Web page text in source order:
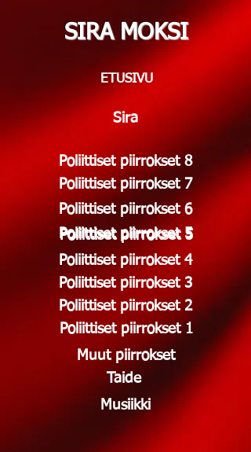
SIRA MOKSI
ETUSIVU
Sira
Poliittiset piirrokset 8
Poliittiset piirrokset 7
Poliittiset piirrokset 6
Poliittiset piirrokset 5
Poliittiset piirrokset 4
Poliittiset piirrokset 3
Poliittiset piirrokset 2
Poliittiset piirrokset 1
Muut piirrokset
Taide
Musiikki
Poliittiset piirrokset 5